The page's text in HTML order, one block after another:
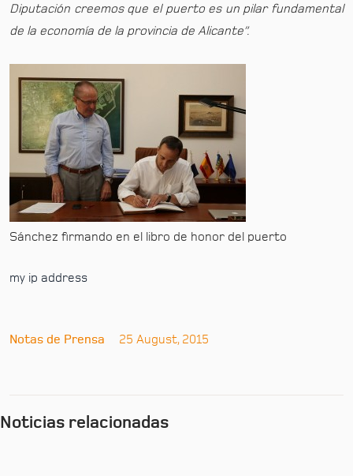
Diputación creemos que el puerto es un pilar fundamental
de la economía de la provincia de Alicante”.
Sánchez firmando en el libro de honor del puerto
my ip address
Notas de Prensa 25 August, 2015
Noticias relacionadas